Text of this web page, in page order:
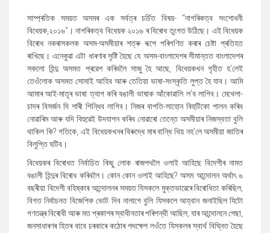
সাম্প্ৰতিক সময়ত অসমৰ এক সৰ্বত্ৰ চৰ্চিত বিষয়- “নাগৰিকত্ব সংশোধনী
বিধেয়ক,২০১৬”। নাগৰিকত্ব বিধেয়ক ২০১৬ ৰ বিৰোধ তুংগত উঠিছে। এই বিধেয়ক
বিৰোধ নকৰাসকলক অসম-অসমীয়াৰ শত্ৰু ৰূপে পৰিগণিত কৰাৰ চেষ্টা প্ৰতিহত
ৰাখিছে। এনেকুৱা এটা ধাৰণাৰ সৃষ্টি হৈছে যে অসম-বাংলাদেশৰ সীমান্তত বাংলাদেশৰ
সকলো হিন্দু অসমত প্ৰৱেশ কৰিবলৈ সাজু হৈ আছে, বিধেয়কখন গৃহীত হ’লেই
তেওঁলোক অসমত সোমাই আহিব আৰু তেতিয়া ভাষা-সংস্কৃতি লুপ্ত হৈ যাব। আমি
আমাৰ আই-মাতৃৰ ভাষা ত্যাগ কৰি বঙালী ভাষাক আঁকোৱালি ল’ব লাগিব। মেখেলা-
চাদৰ বিসৰ্জন দি শাৰী পিন্ধিব লাগিব। নিজৰ বাপতি-সাহোন বিহুটিকো পালন কৰিব
নোৱাৰিম আৰু যদি বিহুৱেই উদযাপন কৰিব নোৱাৰো তেন্তে অসমীয়াৰ নিজস্বতা বুলি
থাকিল কি? গতিকে, এই বিধেয়কখনৰ বিৰুদ্ধে মাৰ বান্ধি থিয় নহ’লে অসমীয়া জাতিৰ
বিলুপ্তি ঘটিব।
বিধেয়কৰ বিৰোধত নিৰ্বাচিত কিছু লোক ৰাজপথলৈ ওলাই আহিছে বিদেশীৰ নামত
বঙালী হিন্দুৰ বিৰোধ কৰিবলৈ। কোন কোন ওলাই আহিছে? অসম আন্দোলন অৰ্থাৎ ৬
বছৰীয়া বিদেশী বহিষ্কাৰ আন্দোলনৰ সময়ত যিসকলে মুক্তভাৱেৰে বিৰোধিতা কৰিছিল,
বিগত নিৰ্বাচনত বিজেপিক ভোট দিব নালাগে বুলি যিসকলে আহ্বান জনাইছিল যিটো
গণতন্ত্ৰ বিৰোধী আৰু মত প্ৰকাশৰ স্বাধীনতাৰ পৰিপন্থী আছিল, যাৰ আন্দোলনে পেছা,
জনসাধাৰণৰ হিতৰ বাবে চৰকাৰে কঠোৰ পদক্ষেপ লওঁতে যিসকলৰ স্বাৰ্থ বিঘ্নিত হৈছে